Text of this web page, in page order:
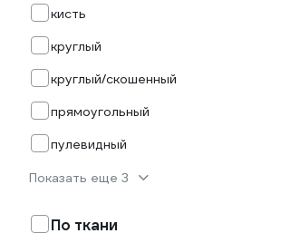
кисть
круглый
круглый/скошенный
прямоугольный
пулевидный
Показать еще 3
По ткани